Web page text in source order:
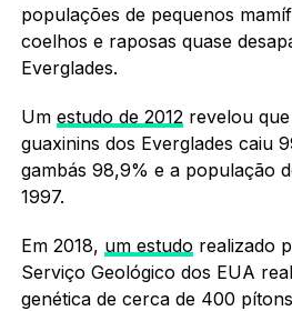
populações de pequenos
coelhos e raposas quase
Everglades.
Um estudo de 2012 revelou
guaxinins dos Everglades caiu
gambás 98,9% e a população
1997.
Em 2018, um estudo realizado
Serviço Geológico dos EUA
genética de cerca de 400